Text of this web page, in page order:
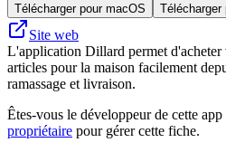
Télécharger pour macOS Télécharger
Site web
L'application Dillard permet d'acheter
articles pour la maison facilement
ramassage et livraison.
Êtes-vous le développeur de cette app
propriétaire pour gérer cette fiche.